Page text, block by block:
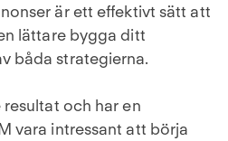
är ett effektivt sätt att
lättare bygga ditt
båda strategierna.
och har en
vara intressant att börja